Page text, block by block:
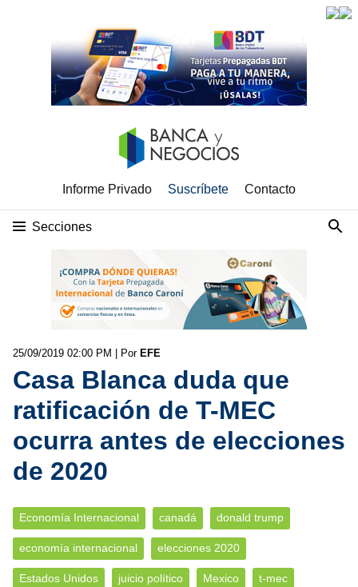
Informe Privado Suscríbete Contacto
Secciones
25/09/2019 02:00 PM | Por EFE
Casa Blanca duda que
ratificación de T-MEC
ocurra antes de elecciones
de 2020
Economía Internacional canadá donald trump
economía internacional elecciones 2020
Estados Unidos juicio político Mexico t-mec